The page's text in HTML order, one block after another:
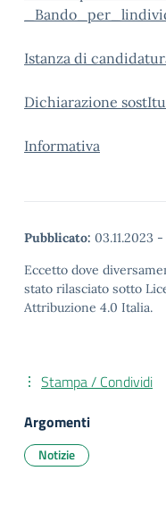
Istanza di
Dichiarazione
Informativa
Pubblicato: 03.11.2023 -
Eccetto dove
stato rilasciato sotto
Attribuzione 4.0 Italia.
Stampa / Condividi
Argomenti
Notizie